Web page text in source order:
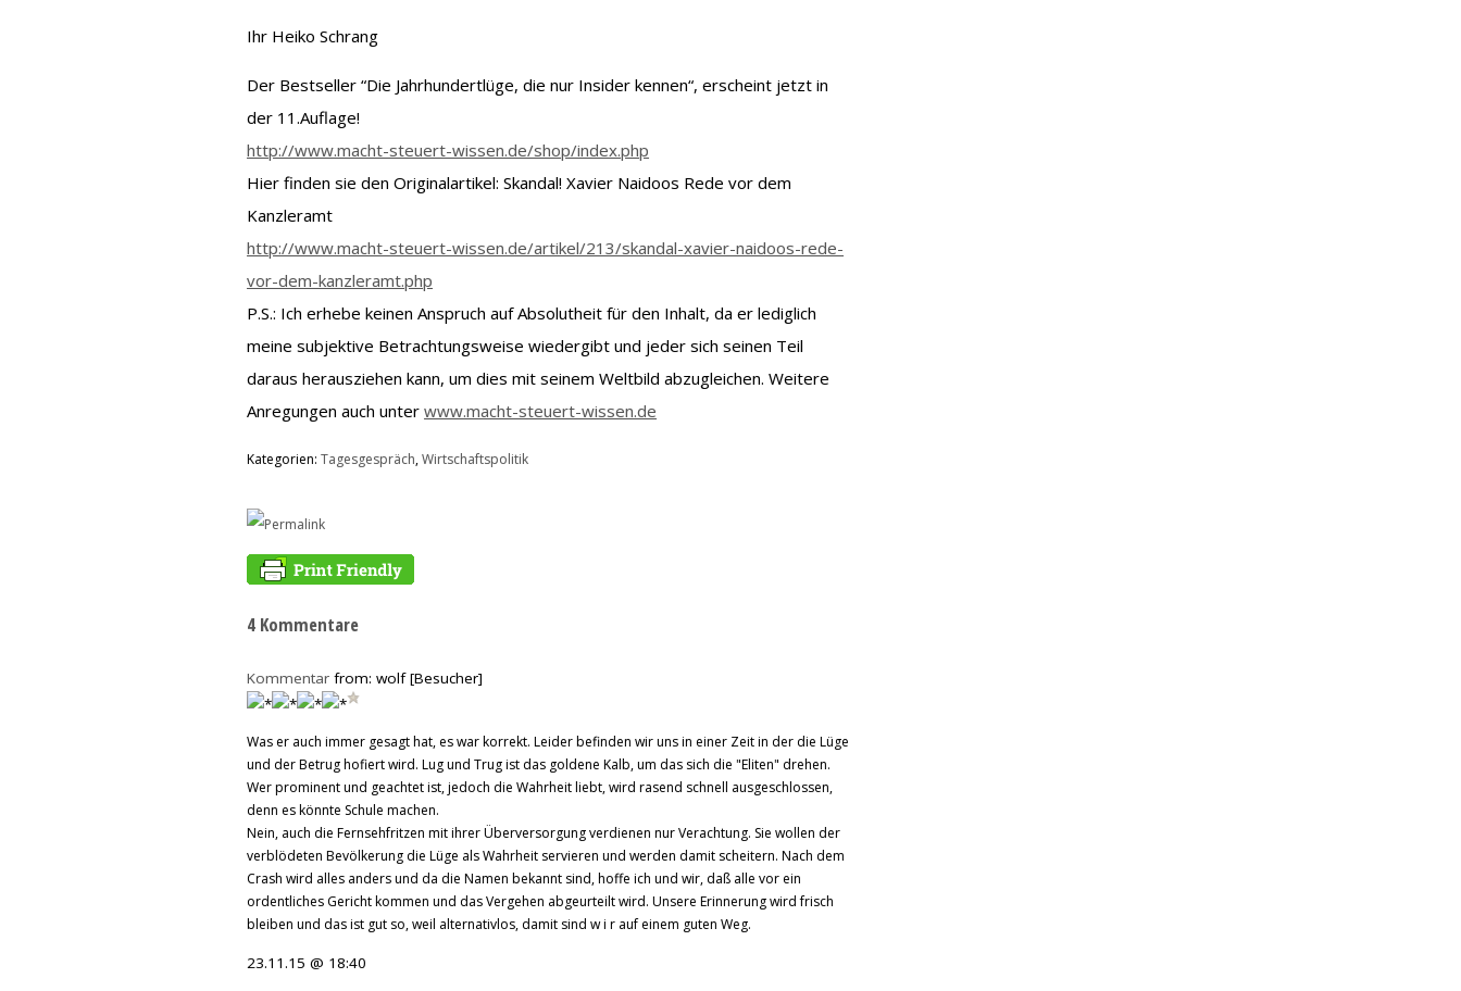
Ihr Heiko Schrang
Der Bestseller “Die Jahrhundertlüge, die nur Insider kennen“, erscheint jetzt in
der 11.Auflage!
http://www.macht-steuert-wissen.de/shop/index.php
Hier finden sie den Originalartikel: Skandal! Xavier Naidoos Rede vor dem
Kanzleramt
http://www.macht-steuert-wissen.de/artikel/213/skandal-xavier-naidoos-rede-
vor-dem-kanzleramt.php
P.S.: Ich erhebe keinen Anspruch auf Absolutheit für den Inhalt, da er lediglich
meine subjektive Betrachtungsweise wiedergibt und jeder sich seinen Teil
daraus herausziehen kann, um dies mit seinem Weltbild abzugleichen. Weitere
Anregungen auch unterwww.macht-steuert-wissen.de
Kategorien:Tagesgespräch,Wirtschaftspolitik
4 Kommentare
Kommentar from: wolf [Besucher]
Was er auch immer gesagt hat, es war korrekt. Leider befinden wir uns in einer Zeit in der die Lüge
und der Betrug hofiert wird. Lug und Trug ist das goldene Kalb, um das sich die "Eliten" drehen.
Wer prominent und geachtet ist, jedoch die Wahrheit liebt, wird rasend schnell ausgeschlossen,
denn es könnte Schule machen.
Nein, auch die Fernsehfritzen mit ihrer Überversorgung verdienen nur Verachtung. Sie wollen der
verblödeten Bevölkerung die Lüge als Wahrheit servieren und werden damit scheitern. Nach dem
Crash wird alles anders und da die Namen bekannt sind, hoffe ich und wir, daß alle vor ein
ordentliches Gericht kommen und das Vergehen abgeurteilt wird. Unsere Erinnerung wird frisch
bleiben und das ist gut so, weil alternativlos, damit sind w i r auf einem guten Weg.
23.11.15 @ 18:40